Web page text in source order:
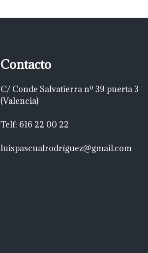
Contacto
C/ Conde Salvatierra nº 39 puerta 3
(Valencia)
Telf: 616 22 00 22
luispascualrodríguez@gmail.com